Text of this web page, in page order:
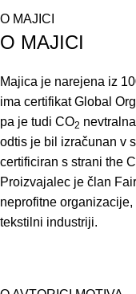
O MAJICI
O MAJICI
Majica je narejena iz
ima certifikat Global
pa je tudi CO2
odtis je bil izračunan v
certificiran s strani the
Proizvajalec je član
neprofitne
tekstilni industriji.